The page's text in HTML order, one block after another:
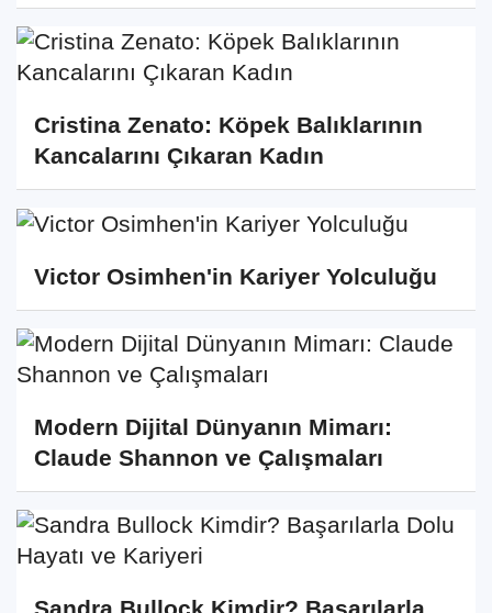
Cristina Zenato: Köpek Balıklarının
Kancalarını Çıkaran Kadın
Victor Osimhen'in Kariyer Yolculuğu
Modern Dijital Dünyanın Mimarı:
Claude Shannon ve Çalışmaları